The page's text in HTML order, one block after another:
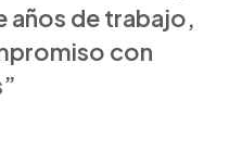
años de trabajo,
con